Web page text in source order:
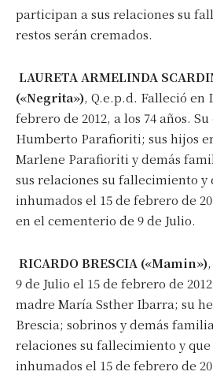
participan a sus relaciones su
restos serán cremados.
LAURETA ARMELINDA
(«Negrita»), Q.e.p.d. Falleció en
febrero de 2012, a los 74 años.
Humberto Parafioriti; sus hijos
Marlene Parafioriti y demás
sus relaciones su fallecimiento y
inhumados el 15 de febrero de
en el cementerio de 9 de Julio.
RICARDO BRESCIA («Mamin»)
9 de Julio el 15 de febrero de
madre María Ssther Ibarra; su
Brescia; sobrinos y demás
relaciones su fallecimiento y que
inhumados el 15 de febrero de